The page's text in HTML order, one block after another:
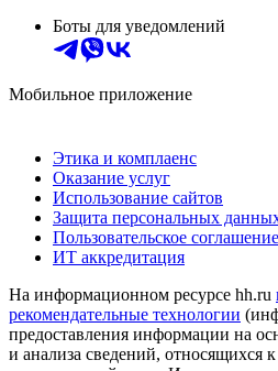
Боты для уведомлений
Мобильное приложение
Этика и комплаенс
Оказание услуг
Использование сайтов
Защита персональных
Пользовательское соглашение
ИТ аккредитация
На информационном ресурсе hh.ru
рекомендательные технологии
предоставления информации на
и анализа сведений, относящихся